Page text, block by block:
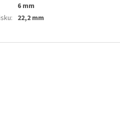
6 mm
: 22,2 mm